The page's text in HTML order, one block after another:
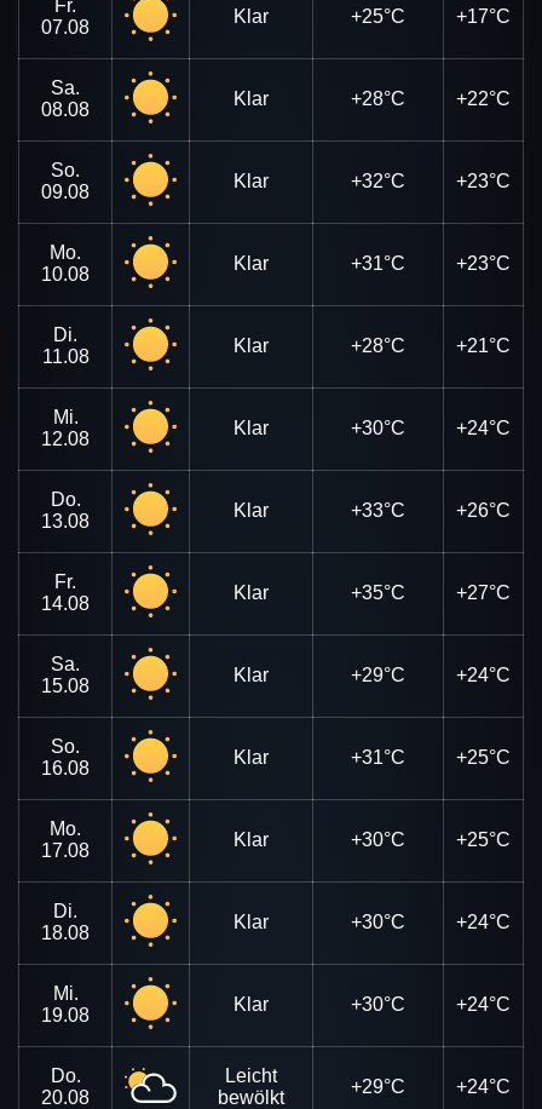
Fr.
07.08
Klar +25°C +17°C
Sa.
08.08
Klar +28°C +22°C
So.
09.08
Klar +32°C +23°C
Mo.
10.08
Klar +31°C +23°C
Di.
11.08
Klar +28°C +21°C
Mi.
12.08
Klar +30°C +24°C
Do.
13.08
Klar +33°C +26°C
Fr.
14.08
Klar +35°C +27°C
Sa.
15.08
Klar +29°C +24°C
So.
16.08
Klar +31°C +25°C
Mo.
17.08
Klar +30°C +25°C
Di.
18.08
Klar +30°C +24°C
Mi.
19.08
Klar +30°C +24°C
Do.
20.08
Leicht
bewölkt
+29°C +24°C